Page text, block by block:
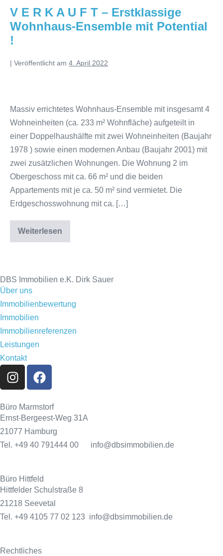
V E R K A U F T – Erstklassige
Wohnhaus-Ensemble mit Potential
!
| Veröffentlicht am 4. April 2022
Massiv errichtetes Wohnhaus-Ensemble mit insgesamt 4
Wohneinheiten (ca. 233 m² Wohnfläche) aufgeteilt in
einer Doppelhaushälfte mit zwei Wohneinheiten (Baujahr
1978 ) sowie einen modernen Anbau (Baujahr 2001) mit
zwei zusätzlichen Wohnungen. Die Wohnung 2 im
Obergeschoss mit ca. 66 m² und die beiden
Appartements mit je ca. 50 m² sind vermietet. Die
Erdgeschosswohnung mit ca. […]
Weiterlesen
DBS Immobilien e.K. Dirk Sauer
Über uns
Immobilienbewertung
Immobilien
Immobilienreferenzen
Leistungen
Kontakt
Büro Marmstorf
Ernst-Bergeest-Weg 31A
21077 Hamburg
Tel. +49 40 791444 00 info@dbsimmobilien.de
Büro Hittfeld
Hittfelder Schulstraße 8
21218 Seevetal
Tel. +49 4105 77 02 123 info@dbsimmobilien.de
Rechtliches